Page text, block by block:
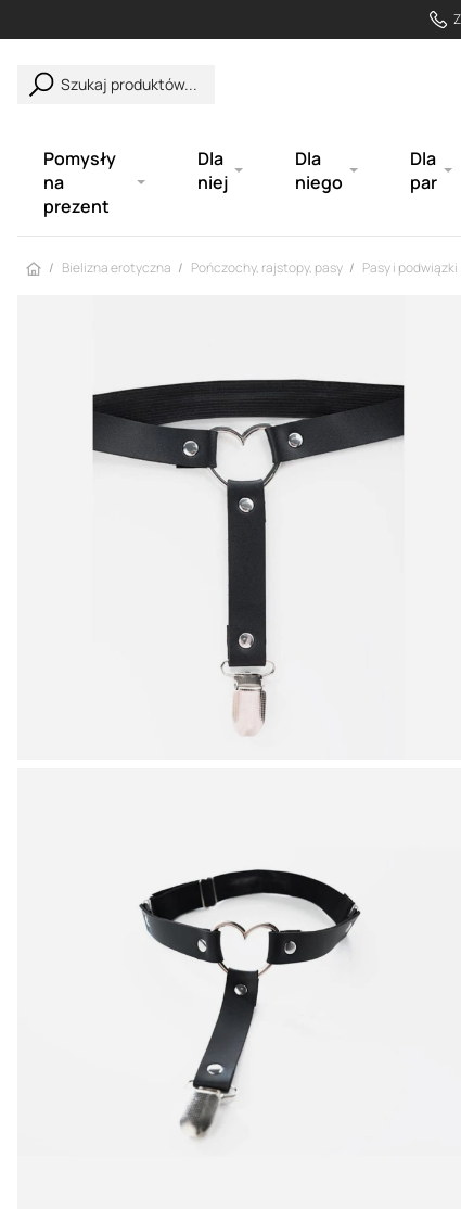
Szukaj produktów...
Pomysły
na
prezent
Dla
niej
Dla
niego
Dla
par
Strona główna
Bielizna erotyczna Pończochy, rajstopy, pasy Pasy i podwiązki